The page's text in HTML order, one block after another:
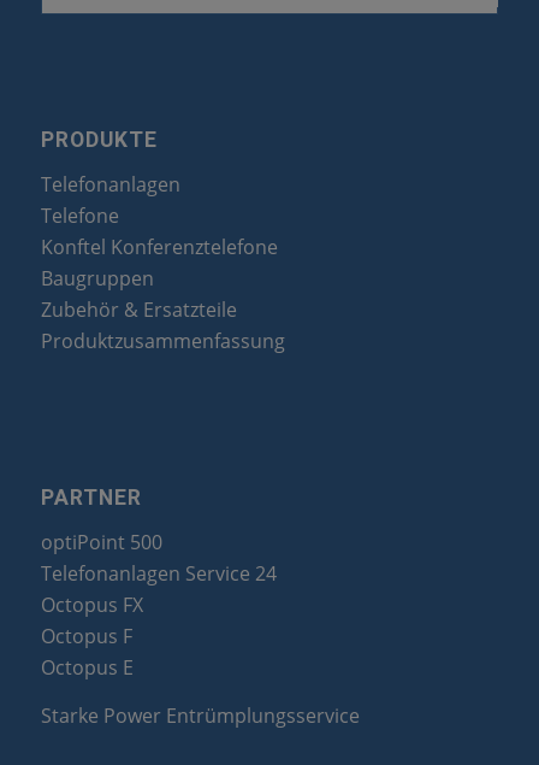
PRODUKTE
Telefonanlagen
Telefone
Konftel Konferenztelefone
Baugruppen
Zubehör & Ersatzteile
Produktzusammenfassung
PARTNER
optiPoint 500
Telefonanlagen Service 24
Octopus FX
Octopus F
Octopus E
Starke Power Entrümplungsservice